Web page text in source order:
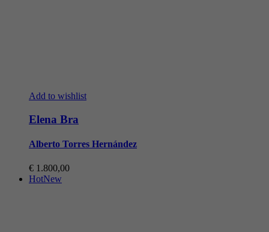
Add to wishlist
Elena Bra
Alberto Torres Hernández
€ 1.800,00
HotNew